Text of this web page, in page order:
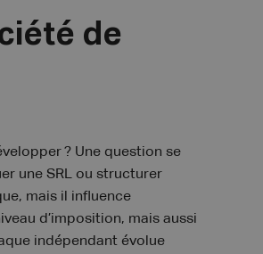
de
? Une question se
une SRL ou structurer
mais il influence
d’imposition, mais aussi
indépendant évolue